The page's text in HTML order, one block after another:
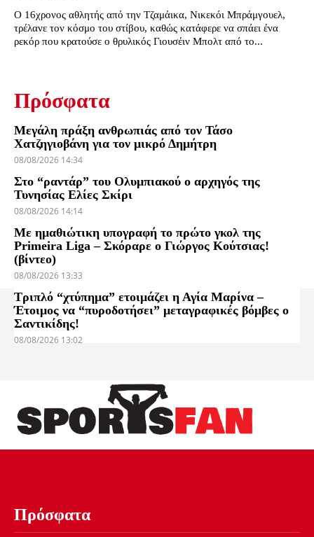
Ο 16χρονος αθλητής από την Τζαμάικα, Νικεκόι Μπράμγουελ,
τρέλανε τον κόσμο του στίβου, καθώς κατάφερε να σπάει ένα
ρεκόρ που κρατούσε ο θρυλικός Γιουσέιν Μπολτ από το...
Πρόσφατα
Μεγάλη πράξη ανθρωπιάς από τον Τάσο
Χατζηγιοβάνη για τον μικρό Δημήτρη
08/08/2026 14:34
Στο “ραντάρ” του Ολυμπιακού ο αρχηγός της
Τυνησίας Ελίες Σκίρι
08/08/2026 14:14
Με ημαθιώτικη υπογραφή το πρώτο γκολ της
Primeira Liga – Σκόραρε ο Γιώργος Κούτσιας!
(βίντεο)
08/08/2026 13:33
Τριπλό “χτύπημα” ετοιμάζει η Αγία Μαρίνα –
Έτοιμος να “πυροδοτήσει” μεταγραφικές βόμβες ο
Σαντικίδης!
08/08/2026 13:02
Πρόσφατα